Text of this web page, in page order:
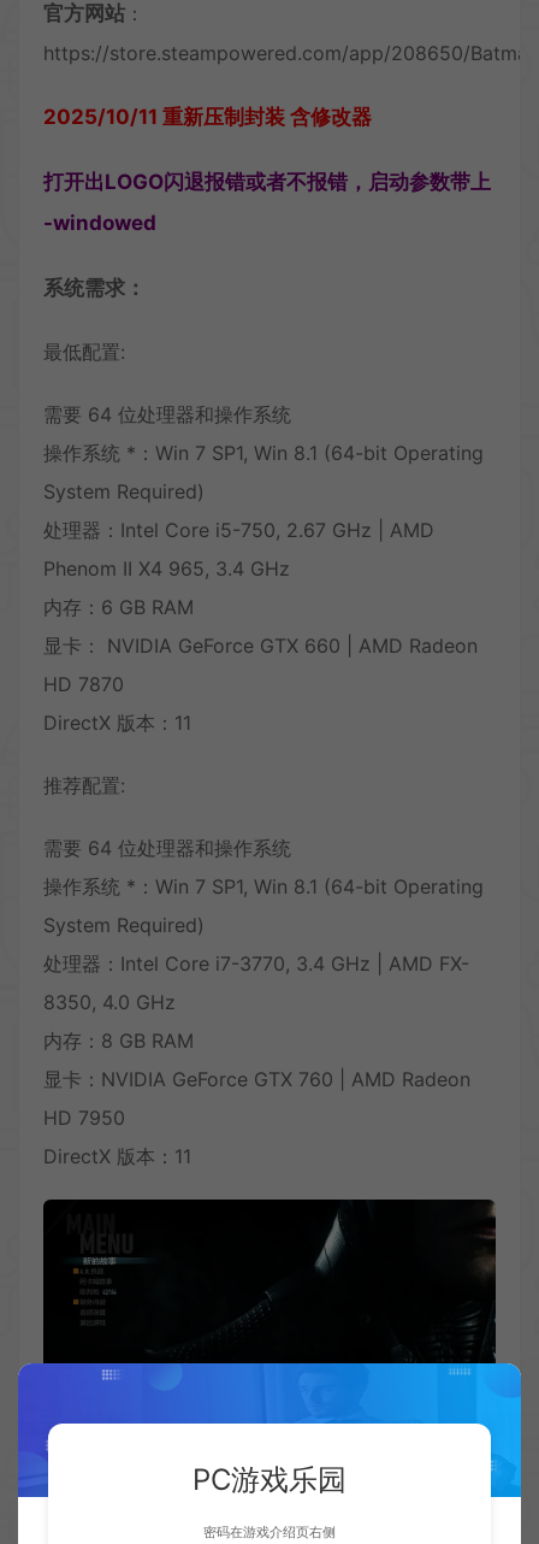
官方网站 ：
https://store.steampowered.com/app/208650/
2025/10/11 重新压制封装 含修改器
打开出LOGO闪退报错或者不报错，启动参数带上
-windowed
系统需求：
最低配置:
需要 64 位处理器和操作系统
操作系统 *：Win 7 SP1, Win 8.1 (64-bit Operating
System Required)
处理器：Intel Core i5-750, 2.67 GHz | AMD
Phenom II X4 965, 3.4 GHz
内存：6 GB RAM
显卡： NVIDIA GeForce GTX 660 | AMD Radeon
HD 7870
DirectX 版本：11
推荐配置:
需要 64 位处理器和操作系统
操作系统 *：Win 7 SP1, Win 8.1 (64-bit Operating
System Required)
处理器：Intel Core i7-3770, 3.4 GHz | AMD FX-
8350, 4.0 GHz
内存：8 GB RAM
显卡：NVIDIA GeForce GTX 760 | AMD Radeon
HD 7950
DirectX 版本：11
PC游戏乐园
密码在游戏介绍页右侧